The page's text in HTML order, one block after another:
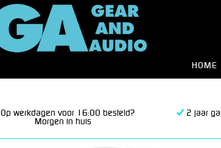
HOME
Op werkdagen voor 16:00 besteld?
Morgen in huis
2 jaar